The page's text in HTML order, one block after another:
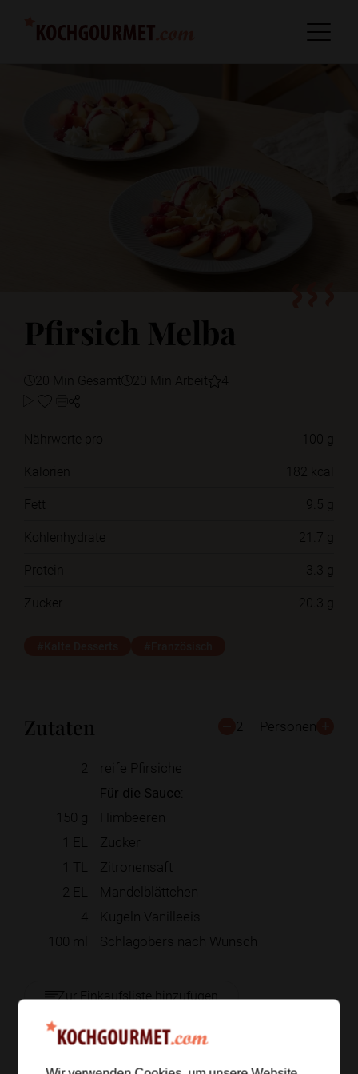
Pfirsich Melba
20 Min Gesamt 20 Min Arbeit 4
Nährwerte pro
100 g
Kalorien
182 kcal
Fett
9.5 g
Kohlenhydrate
21.7 g
Protein
3.3 g
Zucker
20.3 g
Zutaten 2 Personen
2 reife Pfirsiche
Für die Sauce:
150 g
Himbeeren
1 EL
Zucker
1 TL
Zitronensaft
2 EL
Mandelblättchen
4
Kugeln Vanilleeis
100 ml Schlagobers nach Wunsch
Zur Einkaufsliste hinzufügen